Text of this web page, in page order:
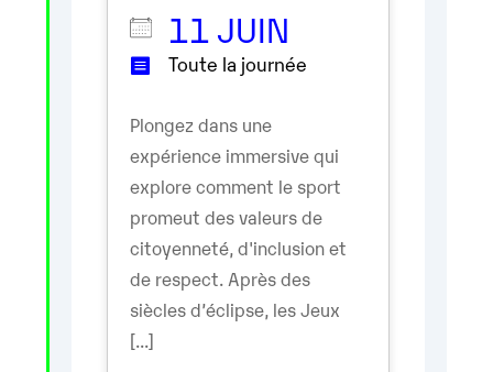
11 JUIN
Toute la journée
Plongez dans une
expérience immersive qui
explore comment le sport
promeut des valeurs de
citoyenneté, d'inclusion et
de respect. Après des
siècles d’éclipse, les Jeux
[...]